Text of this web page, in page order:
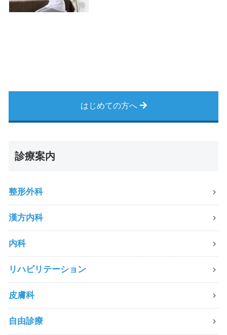
はじめての方へ
診療案内
整形外科
漢方内科
内科
リハビリテーション
皮膚科
自由診療